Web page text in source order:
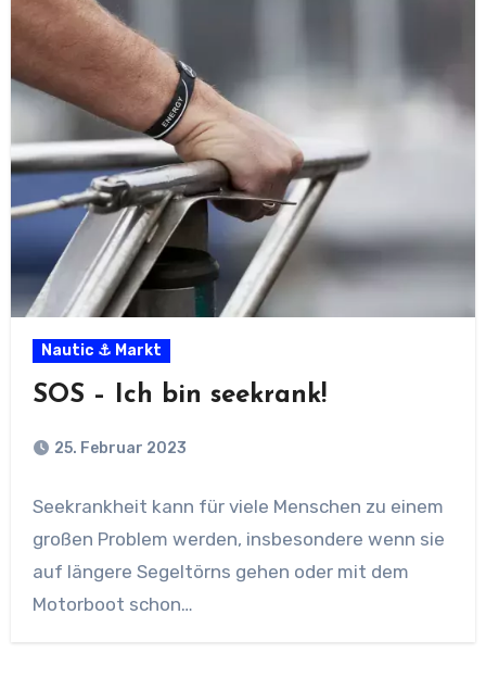
Nautic ⚓ Markt
SOS – Ich bin seekrank!
25. Februar 2023
Seekrankheit kann für viele Menschen zu einem
großen Problem werden, insbesondere wenn sie
auf längere Segeltörns gehen oder mit dem
Motorboot schon…